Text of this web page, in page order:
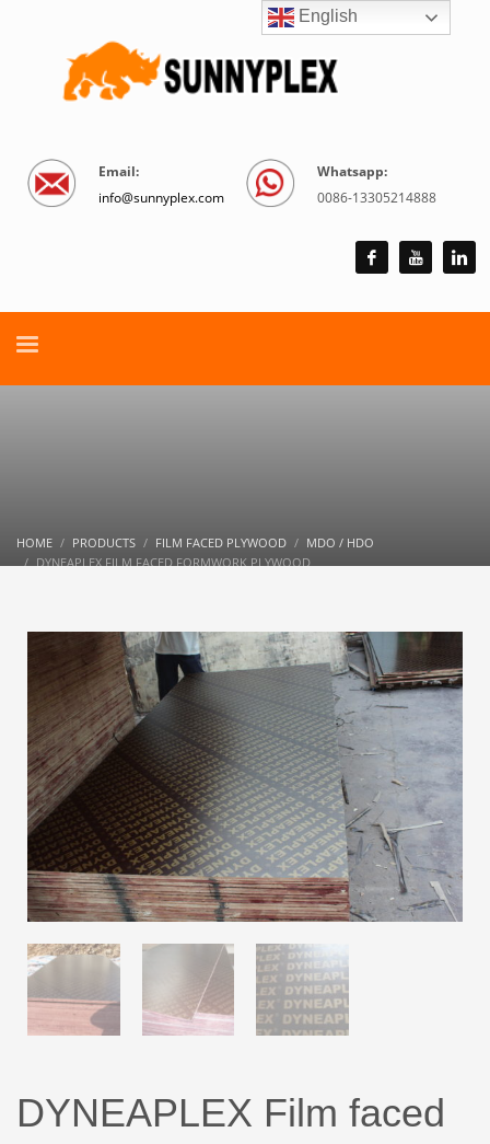
Email:
info@sunnyplex.com
Whatsapp:
0086-13305214888
HOME PRODUCTS FILM FACED PLYWOOD
MDO / HDO
DYNEAPLEX FILM FACED FORMWORK PLYWOOD
DYNEAPLEX Film faced
English